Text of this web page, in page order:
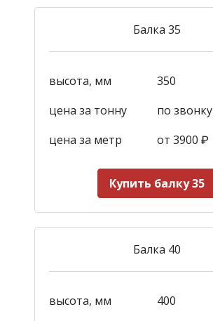
Балка 35
высота, мм
350
цена за тонну
по звонку
цена за метр
от 3900 ₽
Купить балку 35
Балка 40
высота, мм 400